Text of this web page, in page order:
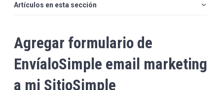
Agregar formulario de
EnvíaloSimple email marketing
a mi SitioSimple
Artículos en esta sección